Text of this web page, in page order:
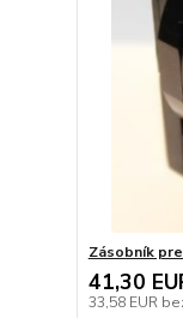
Zásobník pre
41,30
33,58 EUR